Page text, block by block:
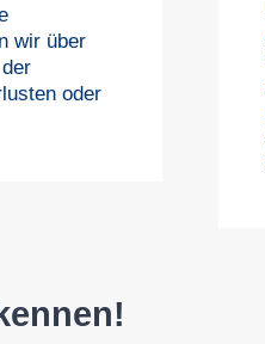
wir über
oder